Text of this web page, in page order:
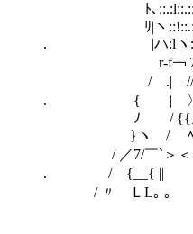
ﾄ､::.:l::.::ゝ
ﾘ|ヽ::!::.::.::.:
. |ハ:lヽ::.ﾑｲ
r‐f￢'7/ ﾄｲ
/ .| // |/:⌒:|/
. { | 〉〉 /
ﾉ / {{／
}ヽ / ﾍ
/ ／7/￣`＞＜:::
. / {__{ ||
/ 〃 Ｌ